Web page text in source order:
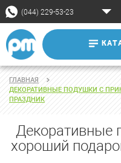
(044) 229-53-23
ГЛАВНАЯ
ДЕКОРАТИВНЫЕ ПОДУШКИ С
ПРАЗДНИК
Декоративные
хороший